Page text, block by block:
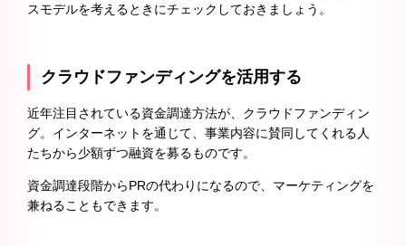
スモデルを考えるときにチェックしておきましょう。
クラウドファンディングを活用する
近年注目されている資金調達方法が、クラウドファンディン
グ。インターネットを通じて、事業内容に賛同してくれる人
たちから少額ずつ融資を募るものです。
資金調達段階からPRの代わりになるので、マーケティングを
兼ねることもできます。